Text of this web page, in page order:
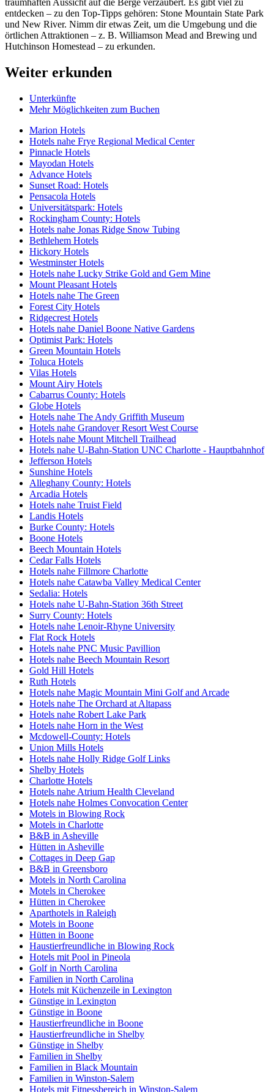
traumhaften Aussicht auf die Berge verzaubert. Es gibt viel zu
entdecken – zu den Top-Tipps gehören: Stone Mountain State Park
und New River. Nimm dir etwas Zeit, um die Umgebung und die
örtlichen Attraktionen – z. B. Williamson Mead and Brewing und
Hutchinson Homestead – zu erkunden.
Weiter erkunden
Unterkünfte
Mehr Möglichkeiten zum Buchen
Marion Hotels
Hotels nahe Frye Regional Medical Center
Pinnacle Hotels
Mayodan Hotels
Advance Hotels
Sunset Road: Hotels
Pensacola Hotels
Universitätspark: Hotels
Rockingham County: Hotels
Hotels nahe Jonas Ridge Snow Tubing
Bethlehem Hotels
Hickory Hotels
Westminster Hotels
Hotels nahe Lucky Strike Gold and Gem Mine
Mount Pleasant Hotels
Hotels nahe The Green
Forest City Hotels
Ridgecrest Hotels
Hotels nahe Daniel Boone Native Gardens
Optimist Park: Hotels
Green Mountain Hotels
Toluca Hotels
Vilas Hotels
Mount Airy Hotels
Cabarrus County: Hotels
Globe Hotels
Hotels nahe The Andy Griffith Museum
Hotels nahe Grandover Resort West Course
Hotels nahe Mount Mitchell Trailhead
Hotels nahe U-Bahn-Station UNC Charlotte - Hauptbahnhof
Jefferson Hotels
Sunshine Hotels
Alleghany County: Hotels
Arcadia Hotels
Hotels nahe Truist Field
Landis Hotels
Burke County: Hotels
Boone Hotels
Beech Mountain Hotels
Cedar Falls Hotels
Hotels nahe Fillmore Charlotte
Hotels nahe Catawba Valley Medical Center
Sedalia: Hotels
Hotels nahe U-Bahn-Station 36th Street
Surry County: Hotels
Hotels nahe Lenoir-Rhyne University
Flat Rock Hotels
Hotels nahe PNC Music Pavillion
Hotels nahe Beech Mountain Resort
Gold Hill Hotels
Ruth Hotels
Hotels nahe Magic Mountain Mini Golf and Arcade
Hotels nahe The Orchard at Altapass
Hotels nahe Robert Lake Park
Hotels nahe Horn in the West
Mcdowell-County: Hotels
Union Mills Hotels
Hotels nahe Holly Ridge Golf Links
Shelby Hotels
Charlotte Hotels
Hotels nahe Atrium Health Cleveland
Hotels nahe Holmes Convocation Center
Motels in Blowing Rock
Motels in Charlotte
B&B in Asheville
Hütten in Asheville
Cottages in Deep Gap
B&B in Greensboro
Motels in North Carolina
Motels in Cherokee
Hütten in Cherokee
Aparthotels in Raleigh
Motels in Boone
Hütten in Boone
Haustierfreundliche in Blowing Rock
Hotels mit Pool in Pineola
Golf in North Carolina
Familien in North Carolina
Hotels mit Küchenzeile in Lexington
Günstige in Lexington
Günstige in Boone
Haustierfreundliche in Boone
Haustierfreundliche in Shelby
Günstige in Shelby
Familien in Shelby
Familien in Black Mountain
Familien in Winston-Salem
Hotels mit Fitnessbereich in Winston-Salem